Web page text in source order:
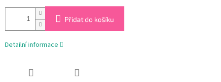
Přidat do košíku
Detailní informace